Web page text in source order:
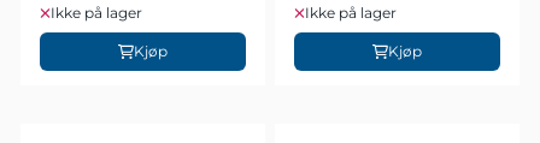
Ikke på lager
Kjøp
Ikke på lager
Kjøp